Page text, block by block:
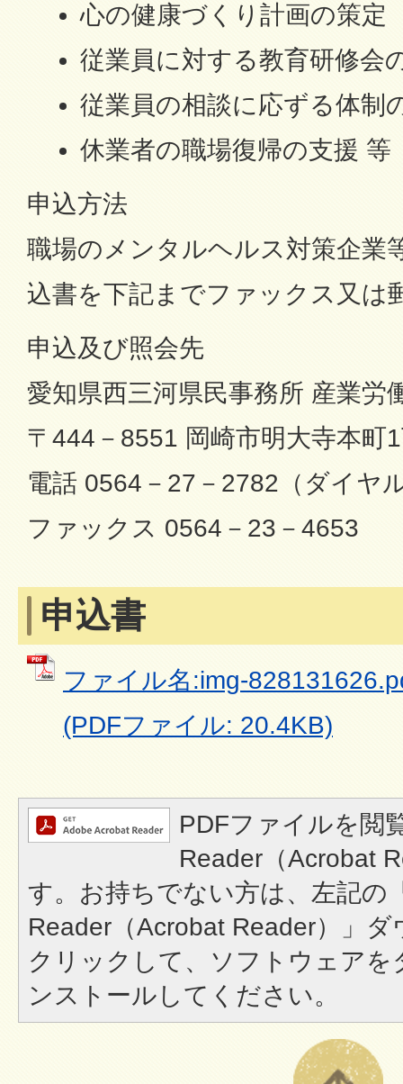
心の健康づくり計画の策定
従業員に対する教育研修会
従業員の相談に応ずる体制
休業者の職場復帰の支援 等
申込方法
職場のメンタルヘルス対策企業
込書を下記までファックス又は
申込及び照会先
愛知県西三河県民事務所 産業労
〒444－8551 岡崎市明大寺本町
電話 0564－27－2782（ダイヤ
ファックス 0564－23－4653
申込書
ファイル名:img-
(PDFファイル: 20.4KB)
PDFファイルを閲
Reader（Acrobat
す。お持ちでない方は、左記の
Reader（Acrobat Reader）」
クリックして、ソフトウェア
ンストールしてください。